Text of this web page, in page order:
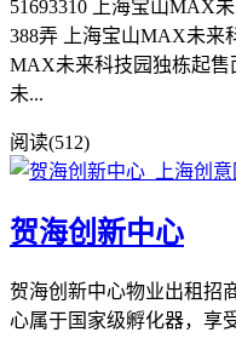
51693310 上海宝山MAX
388弄 上海宝山MAX未来
MAX未来科技园独栋起售
未...
阅读(512)
贺海创新中心
贺海创新中心物业出租招
心属于国家级孵化器，享